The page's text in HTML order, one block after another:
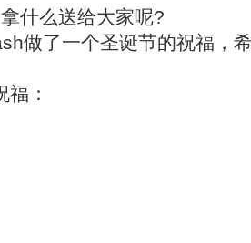
什么送给大家呢?
做了一个圣诞节的祝福，
：